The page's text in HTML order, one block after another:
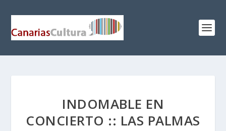
INDOMABLE EN
CONCIERTO :: LAS PALMAS